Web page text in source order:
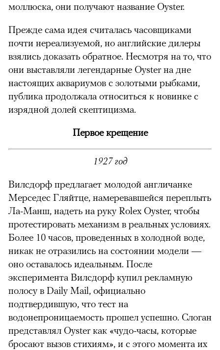
моллюска, они получают название Oyster.
Прежде сама идея считалась часовщиками
почти нереализуемой, но английские дилеры
взялись доказать обратное. Несмотря на то, что
они выставляли легендарные Oyster на дне
настоящих аквариумов с золотыми рыбками,
публика продолжала относиться к новинке с
изрядной долей скептицизма.
Первое крещение
1927 год
Вилсдорф предлагает молодой англичанке
Мерседес Гляйтце, намеревавшейся переплыть
Ла-Манш, надеть на руку Rolex Oyster, чтобы
протестировать механизм в реальных условиях.
Более 10 часов, проведенных в холодной воде,
никак не отразились на состоянии модели —
оно оставалось идеальным. После
эксперимента Вилсдорф купил рекламную
полосу в Daily Mail, официально
подтвердившую, что тест на
водонепроницаемость прошел успешно. Слоган
представлял Oyster как «чудо-часы, которые
бросают вызов стихиям», и с этого момента их